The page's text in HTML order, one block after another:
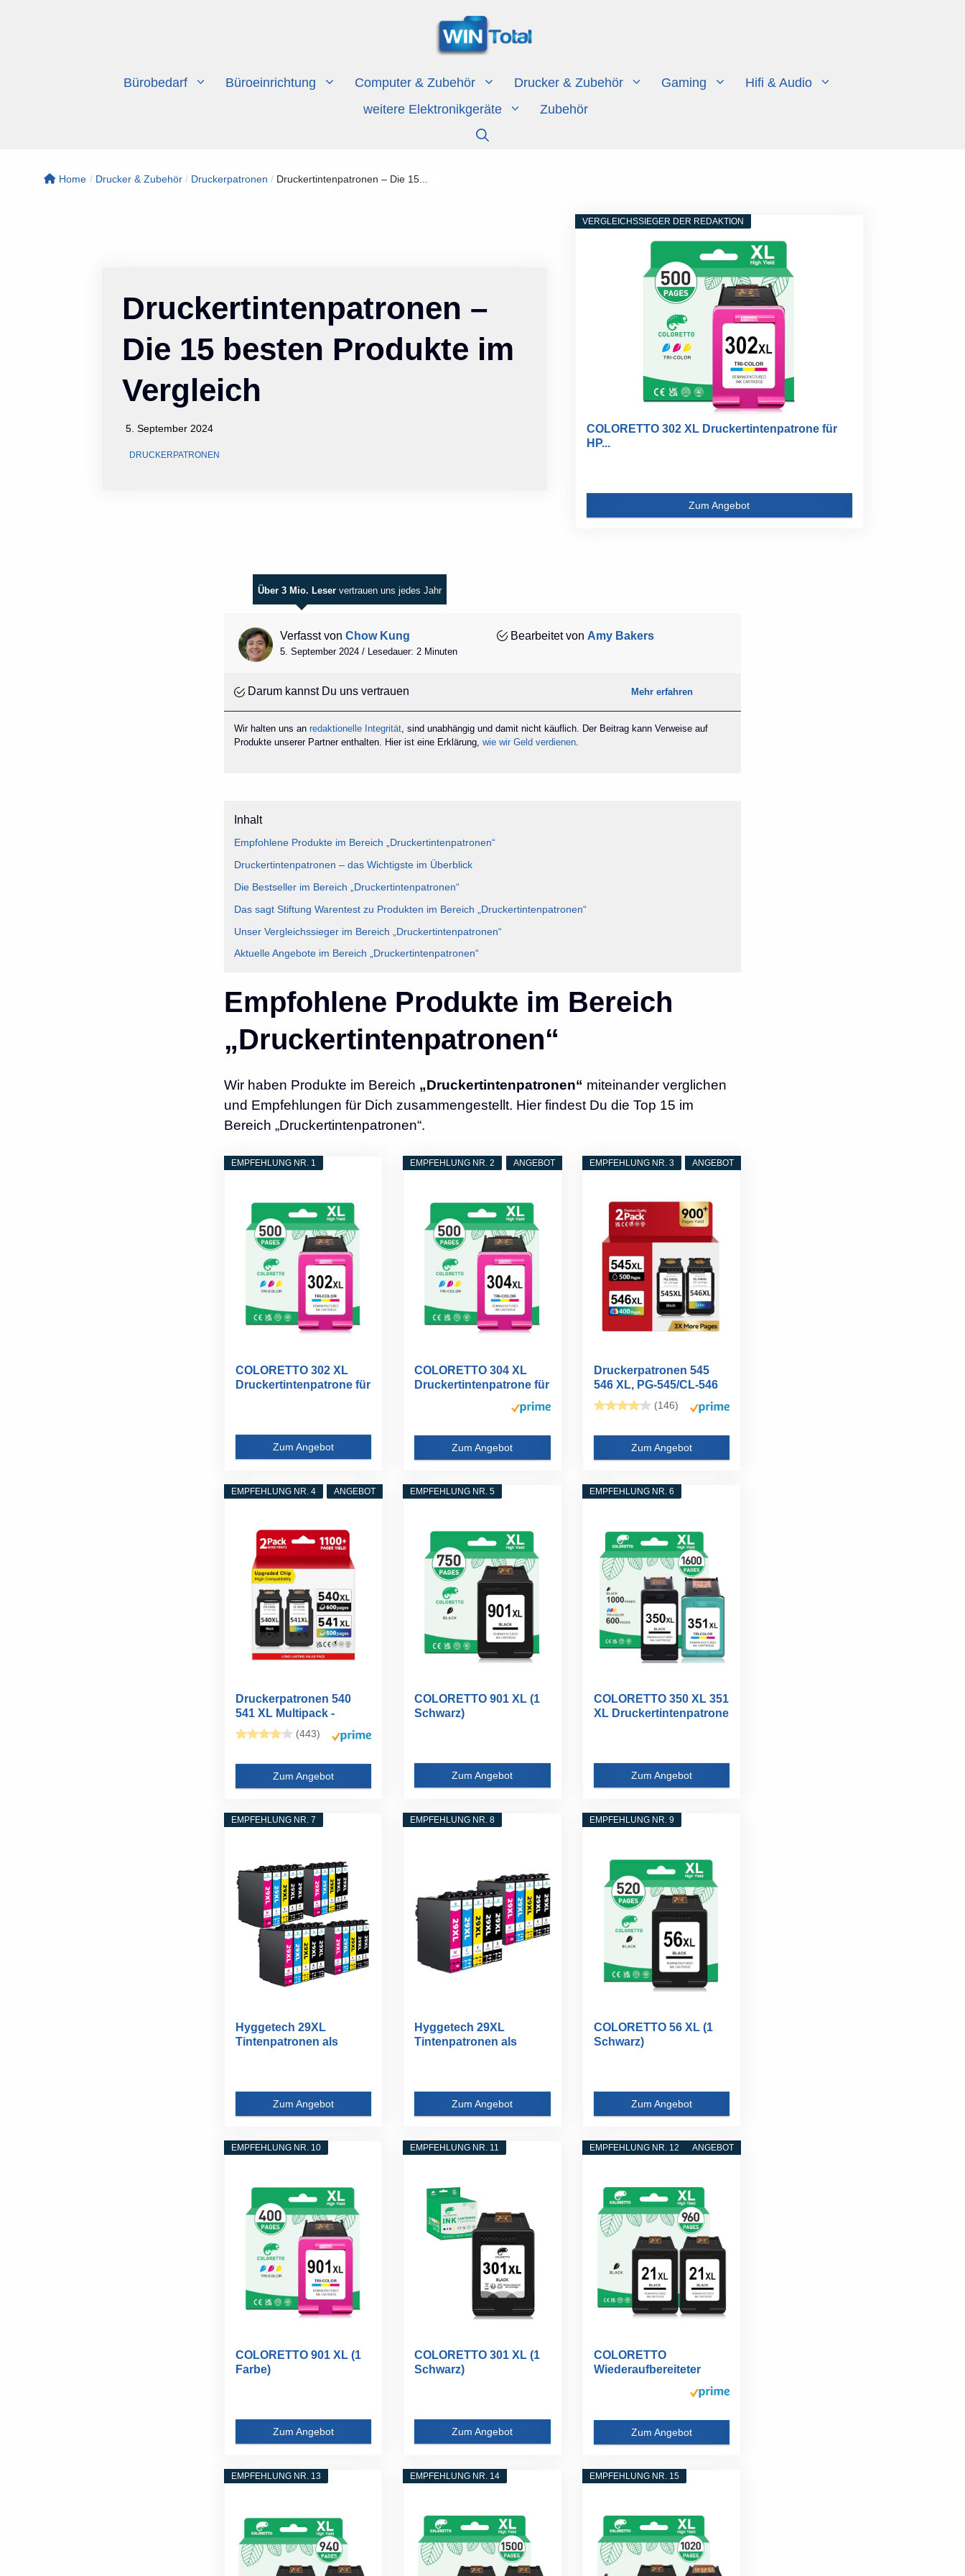
Bürobedarf Büroeinrichtung Computer & Zubehör Drucker & Zubehör Gaming
Hifi & Audio
weitere Elektronikgeräte
Zubehör
Home / Drucker & Zubehör / Druckerpatronen / Druckertintenpatronen – Die 15...
Druckertintenpatronen –
Die 15 besten Produkte im
Vergleich
5. September 2024
DRUCKERPATRONEN
VERGLEICHSSIEGER DER REDAKTION
COLORETTO 302 XL Druckertintenpatrone für
HP...
Zum Angebot
Über 3 Mio. Leser vertrauen uns jedes Jahr
Verfasst von Chow Kung
5. September 2024 / Lesedauer: 2 Minuten
Bearbeitet von Amy Bakers
Darum kannst Du uns vertrauen Mehr erfahren
Wir halten uns anredaktionelle Integrität, sind unabhängig und damit nicht käuflich. Der Beitrag kann Verweise auf
Produkte unserer Partner enthalten. Hier ist eine Erklärung,wie wir Geld verdienen.
Inhalt
Empfohlene Produkte im Bereich „Druckertintenpatronen“
Druckertintenpatronen – das Wichtigste im Überblick
Die Bestseller im Bereich „Druckertintenpatronen“
Das sagt Stiftung Warentest zu Produkten im Bereich „Druckertintenpatronen“
Unser Vergleichssieger im Bereich „Druckertintenpatronen“
Aktuelle Angebote im Bereich „Druckertintenpatronen“
Empfohlene Produkte im Bereich
„Druckertintenpatronen“
Wir haben Produkte im Bereich „Druckertintenpatronen“ miteinander verglichen
und Empfehlungen für Dich zusammengestellt. Hier findest Du die Top 15 im
Bereich „Druckertintenpatronen“.
EMPFEHLUNG NR. 1
COLORETTO 302 XL
Druckertintenpatrone für
Zum Angebot
ANGEBOT
EMPFEHLUNG NR. 2
COLORETTO 304 XL
Druckertintenpatrone für
Zum Angebot
ANGEBOT
EMPFEHLUNG NR. 3
Druckerpatronen 545
546 XL, PG-545/CL-546
XL...
(146)
Zum Angebot
ANGEBOT
EMPFEHLUNG NR. 4
Druckerpatronen 540
541 XL Multipack -
drucken bis...
(443)
Zum Angebot
EMPFEHLUNG NR. 5
COLORETTO 901 XL (1
Schwarz)
Zum Angebot
EMPFEHLUNG NR. 6
COLORETTO 350 XL 351
XL Druckertintenpatrone
Zum Angebot
EMPFEHLUNG NR. 7
Hyggetech 29XL
Tintenpatronen als
Zum Angebot
EMPFEHLUNG NR. 8
Hyggetech 29XL
Tintenpatronen als
Zum Angebot
EMPFEHLUNG NR. 9
COLORETTO 56 XL (1
Schwarz)
Zum Angebot
EMPFEHLUNG NR. 10
COLORETTO 901 XL (1
Farbe)
Zum Angebot
EMPFEHLUNG NR. 11
COLORETTO 301 XL (1
Schwarz)
Zum Angebot
ANGEBOT
EMPFEHLUNG NR. 12
COLORETTO
Wiederaufbereiteter
Zum Angebot
EMPFEHLUNG NR. 13 EMPFEHLUNG NR. 14 EMPFEHLUNG NR. 15